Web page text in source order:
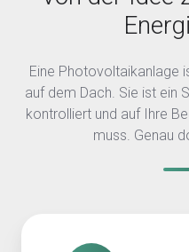
Eine Photovoltaikanlage
auf dem Dach. Sie ist ein
kontrolliert und auf Ihre
muss. Genau